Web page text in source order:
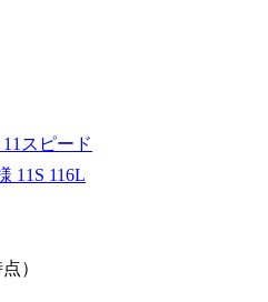
スピード
11S 116L
）